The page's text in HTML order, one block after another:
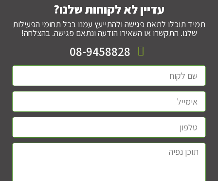
עדיין לא לקוחות שלנו?
תמיד תוכלו לתאם פגישה ולהתייעץ עמנו בכל תחומי הפעילות
שלנו. התקשרו או השאירו הודעה ונתאם פגישה. בהצלחה!
08-9458828